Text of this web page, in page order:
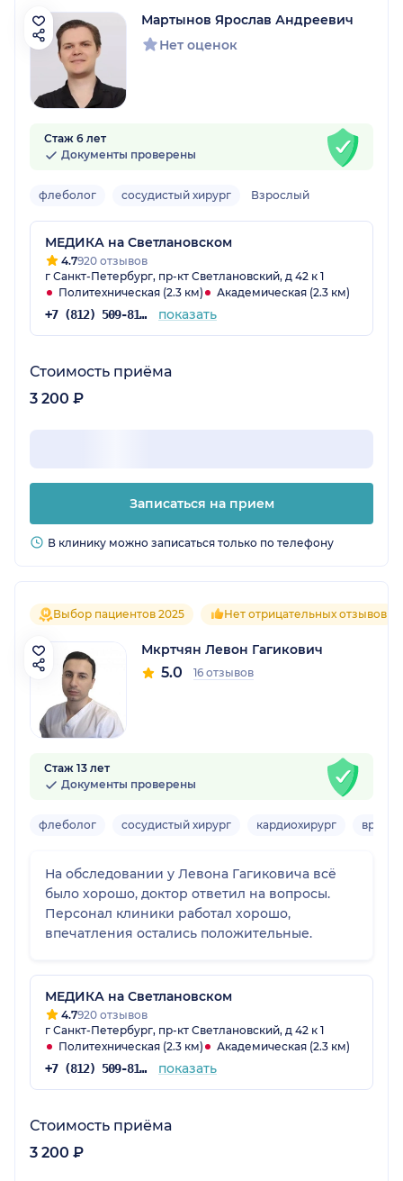
Мартынов Ярослав Андреевич
Нет оценок
Стаж 6 лет
Документы проверены
флеболог сосудистый хирург Взрослый
МЕДИКА на Светлановском
4.7920 отзывов
г Санкт-Петербург, пр-кт Светлановский, д 42 к 1
Политехническая (2.3 км)
Академическая (2.3 км)
+7 (812) 509-81-75 показать
Стоимость приёма
3 200 ₽
Записаться на прием
В клинику можно записаться только по телефону
Выбор пациентов 2025 Нет отрицательных отзывов
Мкртчян Левон Гагикович
5.0 16 отзывов
Стаж 13 лет
Документы проверены
флеболог сосудистый хирург кардиохирург врач
На обследовании у Левона Гагиковича всё
было хорошо, доктор ответил на вопросы.
Персонал клиники работал хорошо,
впечатления остались положительные.
МЕДИКА на Светлановском
4.7920 отзывов
г Санкт-Петербург, пр-кт Светлановский, д 42 к 1
Политехническая (2.3 км)
Академическая (2.3 км)
+7 (812) 509-81-75 показать
Стоимость приёма
3 200 ₽